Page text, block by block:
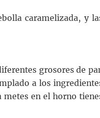
caramelizada, y
grosores de
a los
metes en el horno